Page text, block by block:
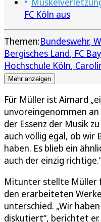
FC Köln aus
Themen:Bundeswehr
Bergisches Land FC
Hochschule Köln
Mehr anzeigen
Für Müller ist Aimard
unvoreingenommen
der Essenz der Musik
auch völlig egal, ob
haben. Es blieb ein
auch der einzig
Mitunter stellte Müller
den erarbeiteten
unterschied. „Wir
diskutiert“, berichtet